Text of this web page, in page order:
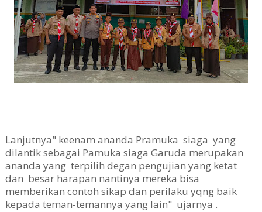
Lanjutnya" keenam ananda Pramuka siaga yang
dilantik sebagai Pamuka siaga Garuda merupakan
ananda yang terpilih degan pengujian yang ketat
dan besar harapan nantinya mereka bisa
memberikan contoh sikap dan perilaku yqng baik
kepada teman-temannya yang lain" ujarnya .